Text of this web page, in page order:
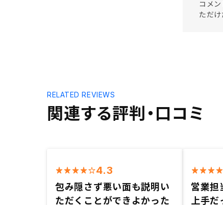
コメ
ただけ
関連する評判・口コミ
RELATED REVIEWS
4.3
包み隠さず悪い面も説明い
ただくことができよかった
営業担
上手だ